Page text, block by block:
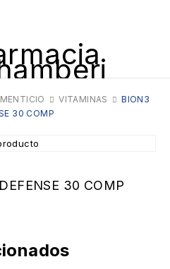
VITAMINAS
BION3
30 COMP
30 COMP